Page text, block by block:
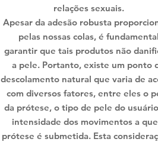
relações sexuais.
Apesar da adesão robusta
pelas nossas colas, é
garantir que tais produtos não
a pele. Portanto, existe um ponto
descolamento natural que varia de
com diversos fatores, entre eles o
da prótese, o tipo de pele do
intensidade dos movimentos a
prótese é submetida. Esta